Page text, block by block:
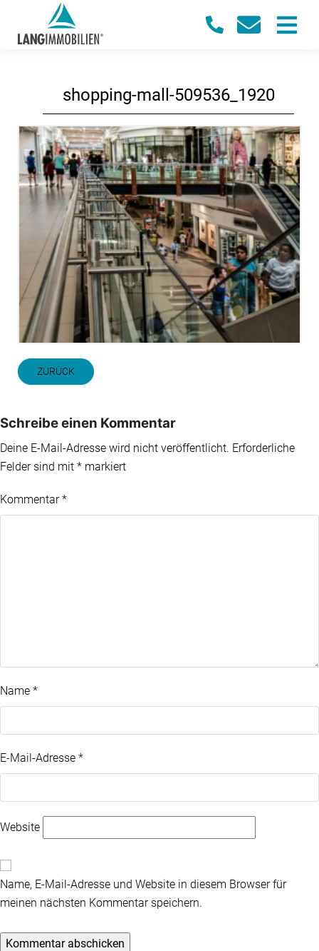
shopping-mall-509536_1920
ZURÜCK
Schreibe einen Kommentar
Deine E-Mail-Adresse wird nicht veröffentlicht. Erforderliche
Felder sind mit * markiert
Kommentar*
Name *
E-Mail-Adresse *
Website
Name, E-Mail-Adresse und Website in diesem Browser für
meinen nächsten Kommentar speichern.